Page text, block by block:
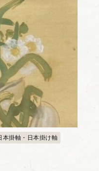
本掛軸・日本掛け軸